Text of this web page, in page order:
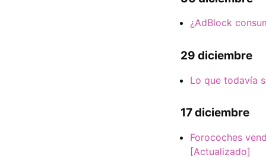
¿AdBlock
29 diciembre
Lo que todavía
17 diciembre
Forocoches
[Actualizado]